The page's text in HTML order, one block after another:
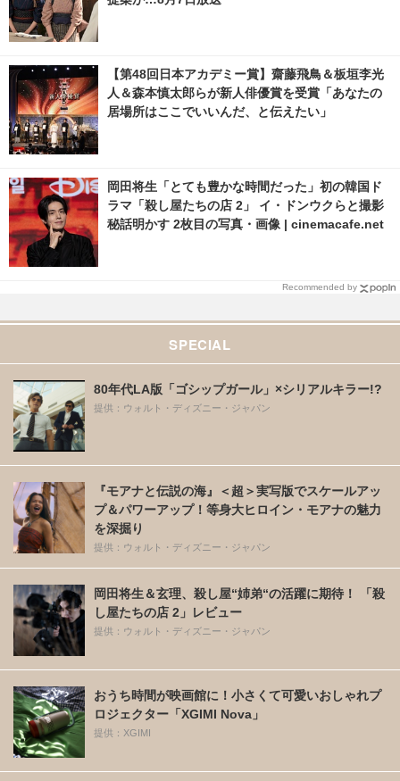
【第48回日本アカデミー賞】齋藤飛鳥＆板垣李光
人＆森本慎太郎らが新人俳優賞を受賞「あなたの
居場所はここでいいんだ、と伝えたい」
岡田将生「とても豊かな時間だった」初の韓国ド
ラマ「殺し屋たちの店 2」 イ・ドンウクらと撮影
秘話明かす 2枚目の写真・画像 | cinemacafe.net
Recommended by
SPECIAL
80年代LA版「ゴシップガール」×シリアルキラー!?
提供：ウォルト・ディズニー・ジャパン
『モアナと伝説の海』＜超＞実写版でスケールアッ
プ＆パワーアップ！等身大ヒロイン・モアナの魅力
を深掘り
提供：ウォルト・ディズニー・ジャパン
岡田将生＆玄理、殺し屋“姉弟“の活躍に期待！ 「殺
し屋たちの店 2」レビュー
提供：ウォルト・ディズニー・ジャパン
おうち時間が映画館に！小さくて可愛いおしゃれプ
ロジェクター「XGIMI Nova」
提供：XGIMI